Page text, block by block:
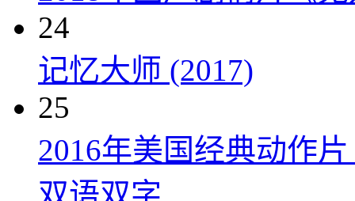
24
记忆大师 (2017)
25
2016年美国经典动作